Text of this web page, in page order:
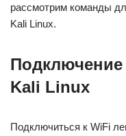
рассмотрим команды
Kali Linux.
Подключение
Kali Linux
Подключиться к WiFi